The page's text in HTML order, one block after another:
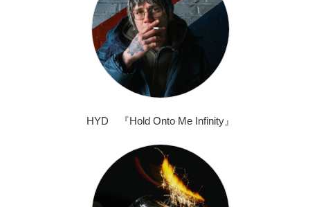
HYD 『Hold Onto Me Infinity』